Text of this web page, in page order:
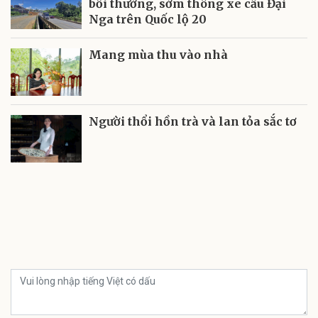
bồi thường, sớm thông xe cầu Đại
Nga trên Quốc lộ 20
Mang mùa thu vào nhà
Người thổi hồn trà và lan tỏa sắc tơ